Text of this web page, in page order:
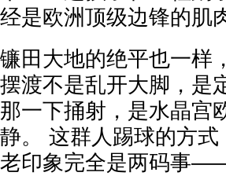
经是欧洲顶级边锋的肌
镰田大地的绝平也一样
摆渡不是乱开大脚，是
那一下捅射，是水晶宫
静。 这群人踢球的方
老印象完全是两码事